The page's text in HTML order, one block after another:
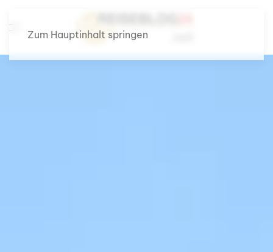
Zum Hauptinhalt springen